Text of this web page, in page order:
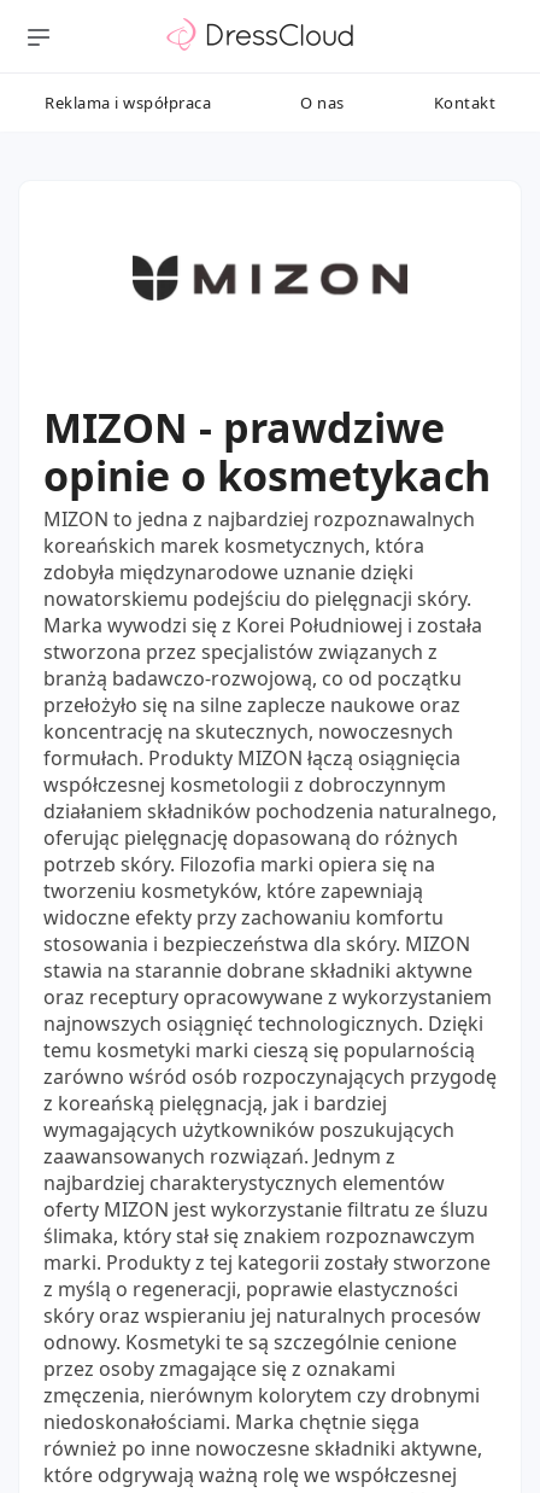
Reklama i współpraca O nas Kontakt
MIZON - prawdziwe
opinie o kosmetykach
MIZON to jedna z najbardziej rozpoznawalnych
koreańskich marek kosmetycznych, która
zdobyła międzynarodowe uznanie dzięki
nowatorskiemu podejściu do pielęgnacji skóry.
Marka wywodzi się z Korei Południowej i została
stworzona przez specjalistów związanych z
branżą badawczo-rozwojową, co od początku
przełożyło się na silne zaplecze naukowe oraz
koncentrację na skutecznych, nowoczesnych
formułach. Produkty MIZON łączą osiągnięcia
współczesnej kosmetologii z dobroczynnym
działaniem składników pochodzenia naturalnego,
oferując pielęgnację dopasowaną do różnych
potrzeb skóry. Filozofia marki opiera się na
tworzeniu kosmetyków, które zapewniają
widoczne efekty przy zachowaniu komfortu
stosowania i bezpieczeństwa dla skóry. MIZON
stawia na starannie dobrane składniki aktywne
oraz receptury opracowywane z wykorzystaniem
najnowszych osiągnięć technologicznych. Dzięki
temu kosmetyki marki cieszą się popularnością
zarówno wśród osób rozpoczynających przygodę
z koreańską pielęgnacją, jak i bardziej
wymagających użytkowników poszukujących
zaawansowanych rozwiązań. Jednym z
najbardziej charakterystycznych elementów
oferty MIZON jest wykorzystanie filtratu ze śluzu
ślimaka, który stał się znakiem rozpoznawczym
marki. Produkty z tej kategorii zostały stworzone
z myślą o regeneracji, poprawie elastyczności
skóry oraz wspieraniu jej naturalnych procesów
odnowy. Kosmetyki te są szczególnie cenione
przez osoby zmagające się z oznakami
zmęczenia, nierównym kolorytem czy drobnymi
niedoskonałościami. Marka chętnie sięga
również po inne nowoczesne składniki aktywne,
które odgrywają ważną rolę we współczesnej